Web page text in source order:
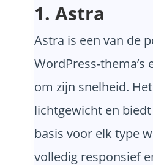
1. Astra
Astra is een van de
WordPress-thema’s
om zijn snelheid.
lichtgewicht en
basis voor elk type
volledig responsief